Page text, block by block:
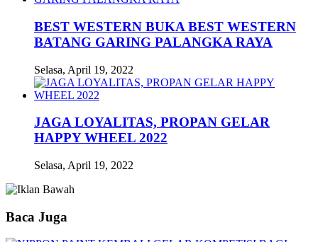
BEST WESTERN BUKA BEST WESTERN
BATANG GARING PALANGKA RAYA
Selasa, April 19, 2022
JAGA LOYALITAS, PROPAN GELAR
HAPPY WHEEL 2022
Selasa, April 19, 2022
Baca Juga